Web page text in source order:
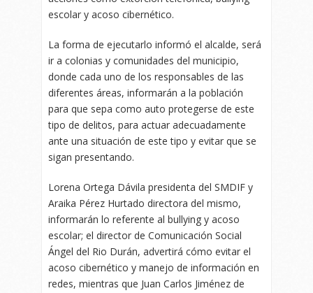
escolar y acoso cibernético.
La forma de ejecutarlo informó el alcalde, será
ir a colonias y comunidades del municipio,
donde cada uno de los responsables de las
diferentes áreas, informarán a la población
para que sepa como auto protegerse de este
tipo de delitos, para actuar adecuadamente
ante una situación de este tipo y evitar que se
sigan presentando.
Lorena Ortega Dávila presidenta del SMDIF y
Araika Pérez Hurtado directora del mismo,
informarán lo referente al bullying y acoso
escolar; el director de Comunicación Social
Ángel del Rio Durán, advertirá cómo evitar el
acoso cibernético y manejo de información en
redes, mientras que Juan Carlos Jiménez de